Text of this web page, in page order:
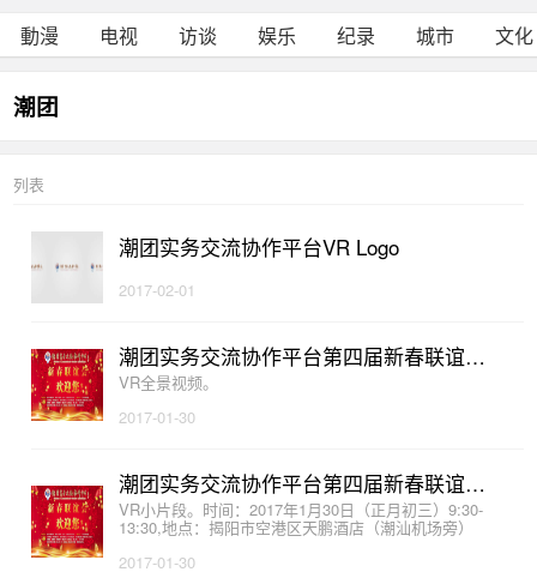
動漫 电视 访谈 娱乐 纪录 城市 文化
潮团
列表
潮团实务交流协作平台VR Logo
2017-02-01
潮团实务交流协作平台第四届新春联谊会VR全景视频
VR全景视频。
2017-01-30
潮团实务交流协作平台第四届新春联谊会VR片段
VR小片段。时间：2017年1月30日（正月初三）9:30-
13:30,地点：揭阳市空港区天鹏酒店（潮汕机场旁）
2017-01-30